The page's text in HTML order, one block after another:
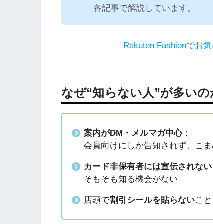
各記事で解説しています。
Rakuten Fashionでお
なぜ“知らない人”が多いの
案内がDM・メルマガ中心：
会員向けにしか告知されず、こ
カード非保有者には宣伝されない
そもそも知る機会がない
店頭で割引シールを貼らないこ